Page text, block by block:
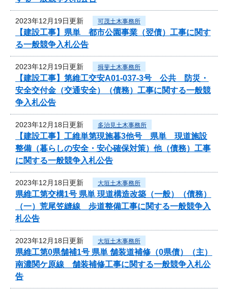
2023年12月19日更新 可茂土木事務所
【建設工事】県単 都市公園事業（翌債）工事に関す
る一般競争入札公告
2023年12月19日更新 揖斐土木事務所
【建設工事】第維工交安A01-037-3号 公共 防災・
安全交付金（交通安全）（債務）工事に関する一般競
争入札公告
2023年12月18日更新 多治見土木事務所
【建設工事】工維単第現施暮3他号 県単 現道施設
整備（暮らしの安全・安心確保対策）他（債務）工事
に関する一般競争入札公告
2023年12月18日更新 大垣土木事務所
県維工第交構1号 県単 現道構造改築（一般）（債務）
（一）荒尾笠縫線 歩道整備工事に関する一般競争入
札公告
2023年12月18日更新 大垣土木事務所
県維工第0県舗補1号 県単 舗装道補修（0県債）（主）
南濃関ケ原線 舗装補修工事に関する一般競争入札公
告